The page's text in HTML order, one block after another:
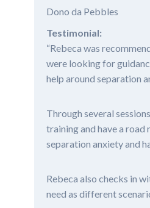
Dono da Pebbles
Testimonial:
“Rebeca was
were looking for
help around separation
Through several
training and have a road
separation anxiety and
Rebeca also checks in
need as different